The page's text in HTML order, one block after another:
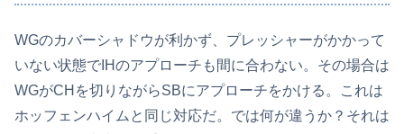
WGのカバーシャドウが利かず、プレッシャーがかかって
いない状態でIHのアプローチも間に合わない。その場合は
WGがCHを切りながらSBにアプローチをかける。これは
ホッフェンハイムと同じ対応だ。では何が違うか？それは